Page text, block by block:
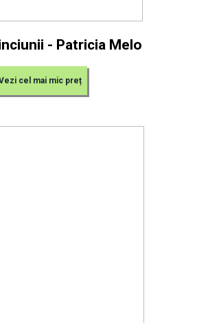
- Patricia Melo
cel mai mic preț